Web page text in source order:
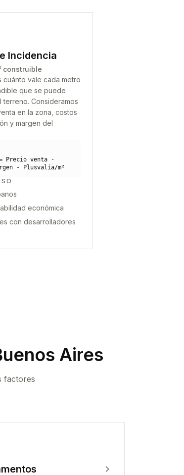
Incidencia
construible
cuánto vale cada metro
que se puede
terreno. Consideramos
en la zona, costos
y margen del
Precio venta -
- Plusvalía/m²
económica
con desarrolladores
Aires
factores